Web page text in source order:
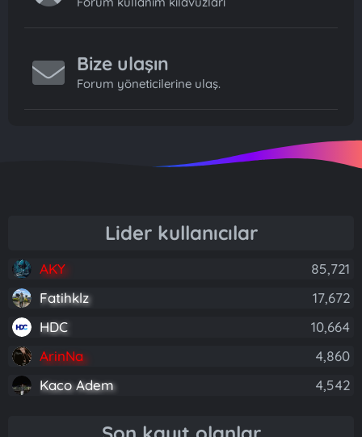
Bize ulaşın
Forum yöneticilerine ulaş.
Lider kullanıcılar
AKY
85,721
Fatihklz
17,672
HDC
10,664
ArinNa
4,860
Kaco Adem
4,542